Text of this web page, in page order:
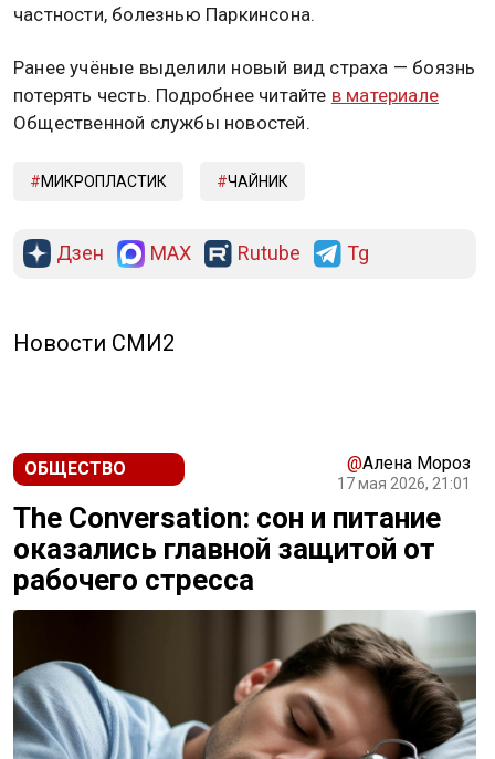
частности, болезнью Паркинсона.
Ранее учёные выделили новый вид страха — боязнь
потерять честь. Подробнее читайте в материале
Общественной службы новостей.
МИКРОПЛАСТИК ЧАЙНИК
Дзен MAX Rutube Tg
Новости СМИ2
ОБЩЕСТВО @Алена Мороз
17 мая 2026, 21:01
The Conversation: сон и питание
оказались главной защитой от
рабочего стресса